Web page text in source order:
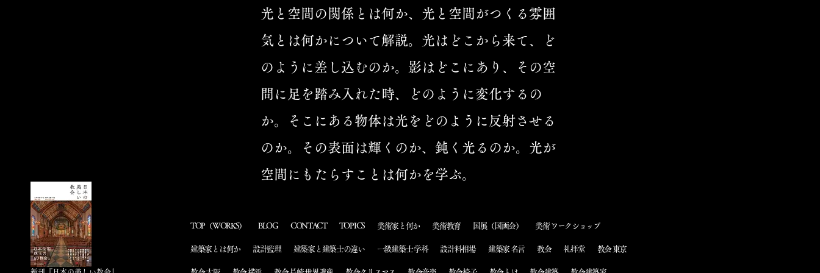
光と空間の関係とは何か、光と空間がつくる雰囲
気とは何かについて解説。光はどこから来て、ど
のように差し込むのか。影はどこにあり、その空
間に足を踏み入れた時、どのように変化するの
か。そこにある物体は光をどのように反射させる
のか。その表面は輝くのか、鈍く光るのか。光が
空間にもたらすことは何かを学ぶ。
TOP（WORKS） BLOG CONTACT TOPICS 美術家と何か 美術教育 国展（国画会） 美術 ワークショップ
建築家とは何か 設計監理 建築家と建築士の違い 一級建築士 学科 設計料相場 建築家 名言 教会 礼拝堂 教会 東京